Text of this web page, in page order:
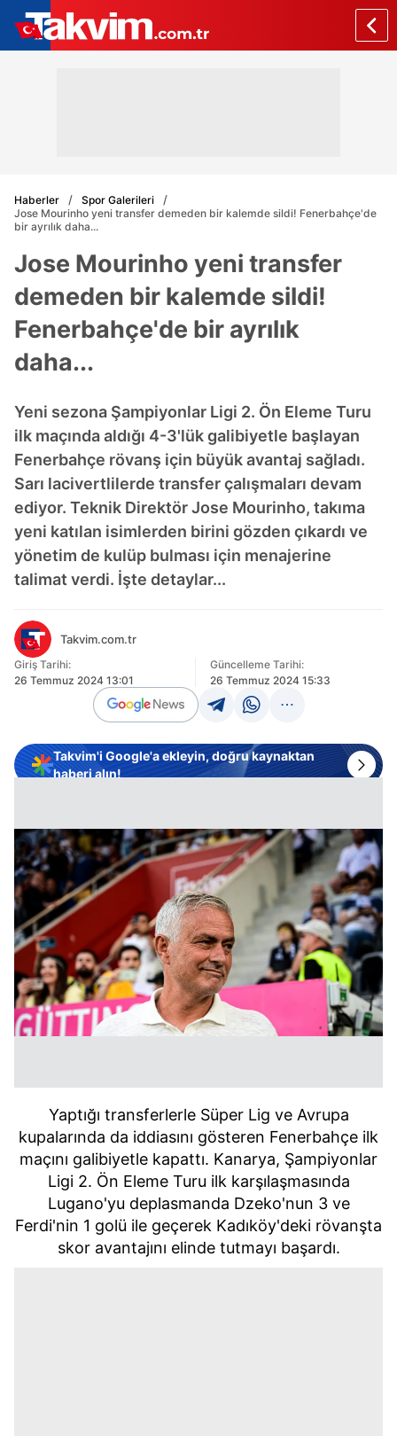
Haberler
Spor Galerileri
Jose Mourinho yeni transfer demeden bir kalemde sildi! Fenerbahçe'de
bir ayrılık daha...
Jose Mourinho yeni transfer
demeden bir kalemde sildi!
Fenerbahçe'de bir ayrılık
daha...
Yeni sezona Şampiyonlar Ligi 2. Ön Eleme Turu
ilk maçında aldığı 4-3'lük galibiyetle başlayan
Fenerbahçe rövanş için büyük avantaj sağladı.
Sarı lacivertlilerde transfer çalışmaları devam
ediyor. Teknik Direktör Jose Mourinho, takıma
yeni katılan isimlerden birini gözden çıkardı ve
yönetim de kulüp bulması için menajerine
talimat verdi. İşte detaylar...
Takvim.com.tr
Giriş Tarihi:
26 Temmuz 2024 13:01
Güncelleme Tarihi:
26 Temmuz 2024 15:33
Takvim'i Google'a ekleyin, doğru kaynaktan
haberi alın!
Yaptığı transferlerle Süper Lig ve Avrupa
kupalarında da iddiasını gösteren Fenerbahçe ilk
maçını galibiyetle kapattı. Kanarya, Şampiyonlar
Ligi 2. Ön Eleme Turu ilk karşılaşmasında
Lugano'yu deplasmanda Dzeko'nun 3 ve
Ferdi'nin 1 golü ile geçerek Kadıköy'deki rövanşta
skor avantajını elinde tutmayı başardı.